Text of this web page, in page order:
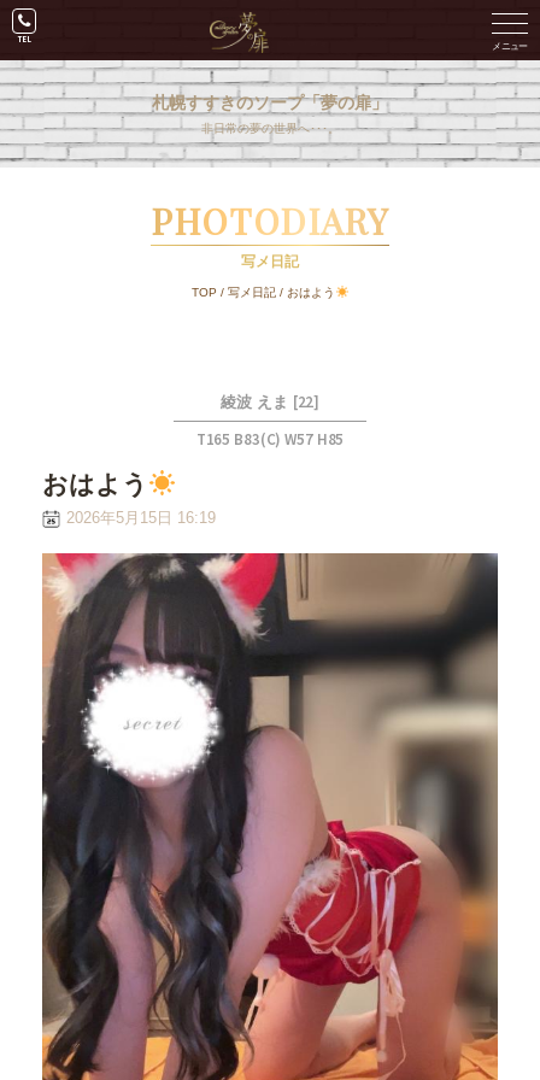
札幌すすきのソープ「夢の扉」
非日常の夢の世界へ･･･。
PHOTODIARY
写メ日記
TOP / 写メ日記/ おはよう
綾波 えま [22]
T165 B83(C) W57 H85
おはよう
2026年5月15日 16:19